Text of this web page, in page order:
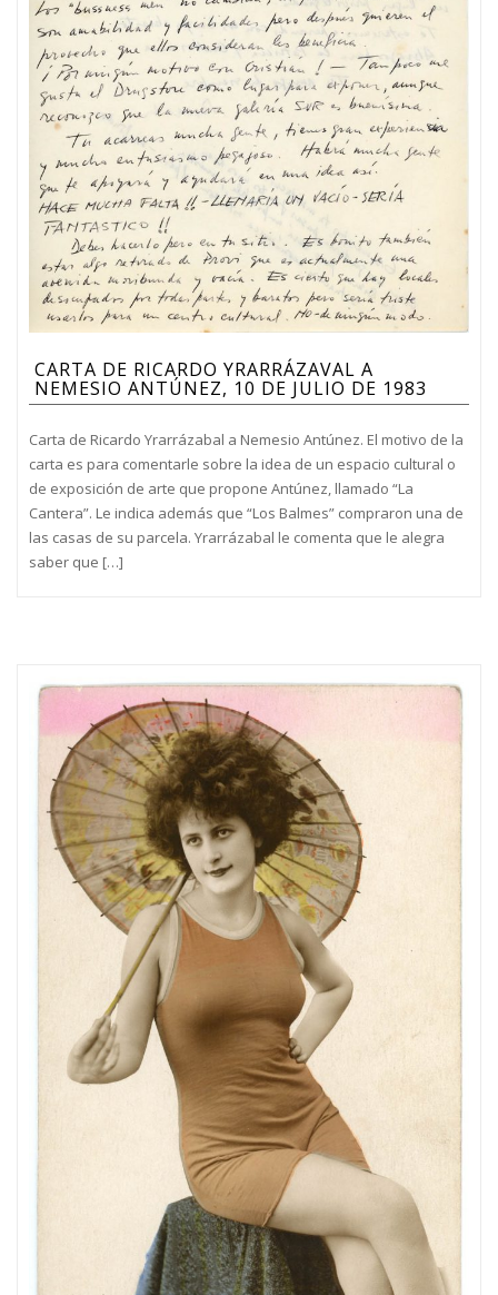
CARTA DE RICARDO YRARRÁZAVAL A
NEMESIO ANTÚNEZ, 10 DE JULIO DE 1983
Carta de Ricardo Yrarrázabal a Nemesio Antúnez. El motivo de la
carta es para comentarle sobre la idea de un espacio cultural o
de exposición de arte que propone Antúnez, llamado “La
Cantera”. Le indica además que “Los Balmes” compraron una de
las casas de su parcela. Yrarrázabal le comenta que le alegra
saber que […]